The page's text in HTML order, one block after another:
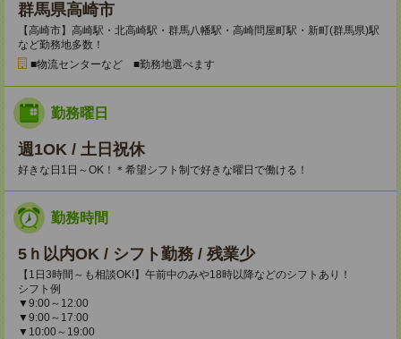
群馬県高崎市
【高崎市】高崎駅・北高崎駅・群馬八幡駅・高崎問屋町駅・新町(群馬県)駅
など勤務地多数！
■物流センターなど ■勤務地選べます
勤務曜日
週1OK / 土日祝休
好きな日1日～OK！＊希望シフト制で好きな曜日で働ける！
勤務時間
5ｈ以内OK / シフト勤務 / 残業少
【1日3時間～も相談OK!】午前中のみや18時以降などのシフトあり！
シフト例
▼9:00～12:00
▼9:00～17:00
▼10:00～19:00